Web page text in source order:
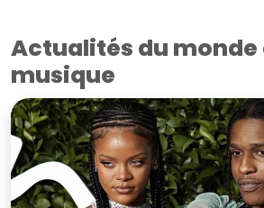
Actualités du monde
musique